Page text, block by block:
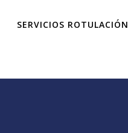
SERVICIOS ROTULACIÓN